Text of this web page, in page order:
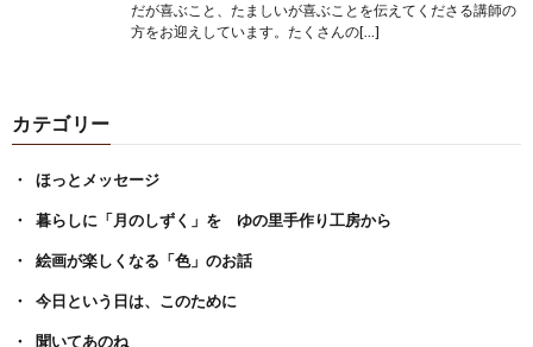
だが喜ぶこと、たましいが喜ぶことを伝えてくださる講師の
方をお迎えしています。たくさんの[…]
カテゴリー
ほっとメッセージ
暮らしに「月のしずく」を ゆの里手作り工房から
絵画が楽しくなる「色」のお話
今日という日は、このために
聞いてあのね